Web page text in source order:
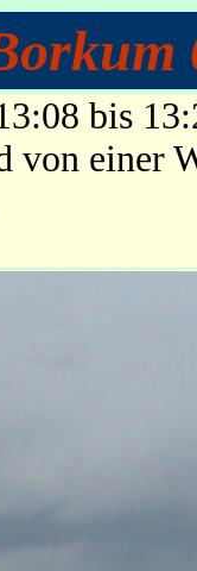
bis
von einer